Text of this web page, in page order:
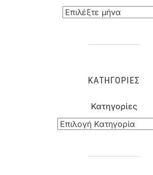
ΚΑΤΗΓΟΡΊΕΣ
Κατηγορίες